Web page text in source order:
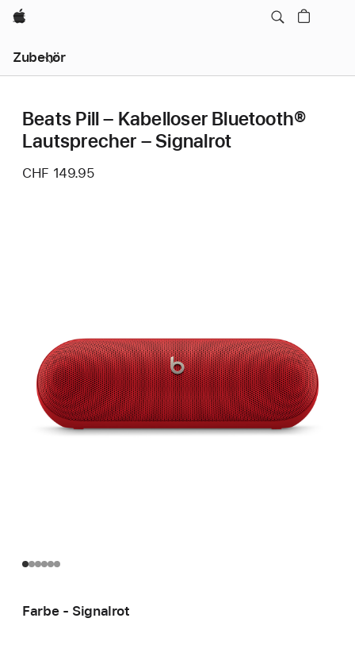
Apple
Zubehör
Navigation
–
öffnenBeats Pill – Kabelloser Bluetooth®
Lautsprecher – Signalrot
CHF 149.95
Farbe - Signalrot